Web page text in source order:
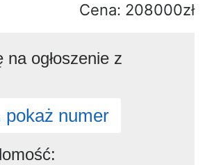
Cena: 208000zł
na ogłoszenie z
pokaż numer